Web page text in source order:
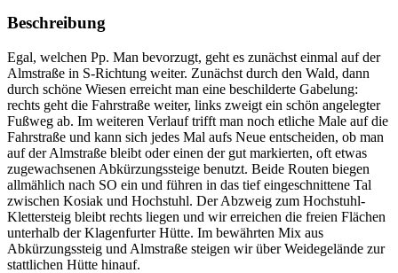
Beschreibung
Egal, welchen Pp. Man bevorzugt, geht es zunächst einmal auf der
Almstraße in S-Richtung weiter. Zunächst durch den Wald, dann
durch schöne Wiesen erreicht man eine beschilderte Gabelung:
rechts geht die Fahrstraße weiter, links zweigt ein schön angelegter
Fußweg ab. Im weiteren Verlauf trifft man noch etliche Male auf die
Fahrstraße und kann sich jedes Mal aufs Neue entscheiden, ob man
auf der Almstraße bleibt oder einen der gut markierten, oft etwas
zugewachsenen Abkürzungssteige benutzt. Beide Routen biegen
allmählich nach SO ein und führen in das tief eingeschnittene Tal
zwischen Kosiak und Hochstuhl. Der Abzweig zum Hochstuhl-
Klettersteig bleibt rechts liegen und wir erreichen die freien Flächen
unterhalb der Klagenfurter Hütte. Im bewährten Mix aus
Abkürzungssteig und Almstraße steigen wir über Weidegelände zur
stattlichen Hütte hinauf.